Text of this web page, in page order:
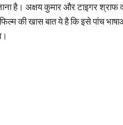
है। अक्षय कुमार और टाइगर श्राफ
की खास बात ये है कि इसे पांच भाषाओं